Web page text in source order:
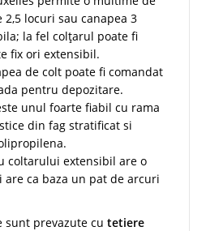
locuri sau canapea 3
la fel colțarul poate fi
fix ori extensibil.
de colt poate fi comandat
pentru depozitare.
unul foarte fiabil cu rama
din fag stratificat si
coltarului extensibil are o
are ca baza un pat de arcuri
sunt prevazute cu tetiere